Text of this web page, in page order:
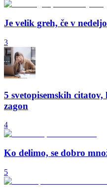
Je velik greh, če v
3
5 svetopisemskih
zagon
4
Ko delimo, se dobro
5